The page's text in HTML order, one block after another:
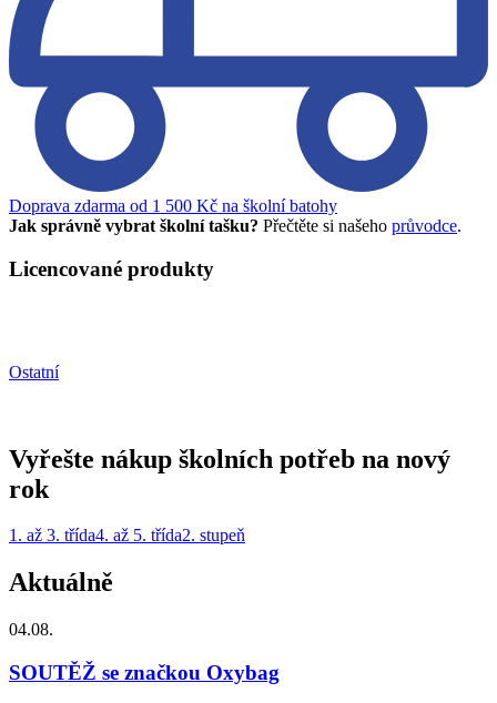
Doprava zdarma od 1 500 Kč na školní batohy
Jak správně vybrat školní tašku? Přečtěte si našeho průvodce.
Licencované produkty
Ostatní
Vyřešte nákup školních potřeb na nový
rok
1. až 3. třída4. až 5. třída2. stupeň
Aktuálně
04.08.
SOUTĚŽ se značkou Oxybag